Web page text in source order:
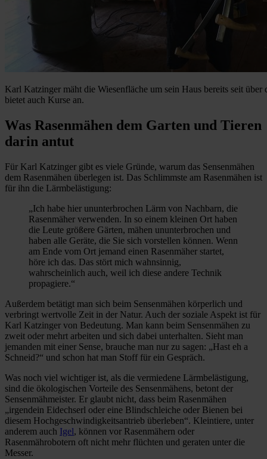
Karl Katzinger mäht die Wiesenfläche um sein Haus bereits seit über
bietet auch Kurse an.
Was Rasenmähen dem Garten und Tieren
darin antut
Für Karl Katzinger gibt es viele Gründe, warum das Sensenmähen
dem Rasenmähen überlegen ist. Das Schlimmste am Rasenmähen ist
für ihn die Lärmbelästigung:
„Ich habe hier ununterbrochen Lärm von Nachbarn, die
Rasenmäher verwenden. In so einem kleinen Ort haben
die Leute größere Gärten, mähen ununterbrochen und
haben alle Geräte, die Sie sich vorstellen können. Wenn
am Ende vom Ort jemand einen Rasenmäher startet,
höre ich das. Das stört mich wahnsinnig,
wahrscheinlich auch, weil ich diese andere Technik
propagiere.“
Außerdem betätigt man sich beim Sensenmähen körperlich und
verbringt wertvolle Zeit in der Natur. Auch der soziale Aspekt ist für
Karl Katzinger von Bedeutung. Man kann beim Sensenmähen zu
zweit oder mehrt arbeiten und sich dabei unterhalten. Sieht man
jemanden mit einer Sense, brauche man nur zu sagen: „Hast eh a
Schneid?“ und schon hat man Stoff für ein Gespräch.
Was noch viel wichtiger ist, als die vermiedene Lärmbelästigung,
sind die ökologischen Vorteile des Sensenmähens, betont der
Sensenmähmeister. Er glaubt nicht, dass beim Rasenmähen
„irgendein Eidechserl oder eine Blindschleiche oder Bienen bei
diesem Hochgeschwindigkeitsantrieb überleben“. Kleintiere, unter
anderem auch Igel, können vor Rasenmähern oder
Rasenmährobotern oft nicht mehr flüchten und geraten unter die
Messer.